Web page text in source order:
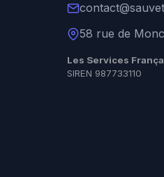
58 rue de
Les Services
SIREN 987733110